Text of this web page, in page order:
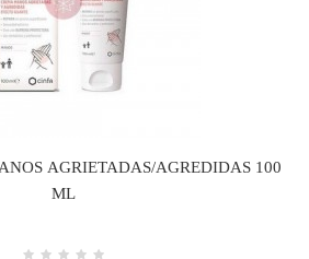
AGRIETADAS/AGREDIDAS 100
ML